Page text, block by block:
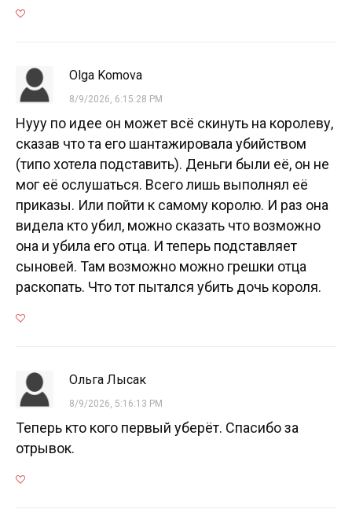
Olga Komova
8/9/2026, 6:15:28 PM
Нууу по идее он может всё скинуть на королеву,
сказав что та его шантажировала убийством
(типо хотела подставить). Деньги были её, он не
мог её ослушаться. Всего лишь выполнял её
приказы. Или пойти к самому королю. И раз она
видела кто убил, можно сказать что возможно
она и убила его отца. И теперь подставляет
сыновей. Там возможно можно грешки отца
раскопать. Что тот пытался убить дочь короля.
Ольга Лысак
8/9/2026, 5:16:13 PM
Теперь кто кого первый уберёт. Спасибо за
отрывок.